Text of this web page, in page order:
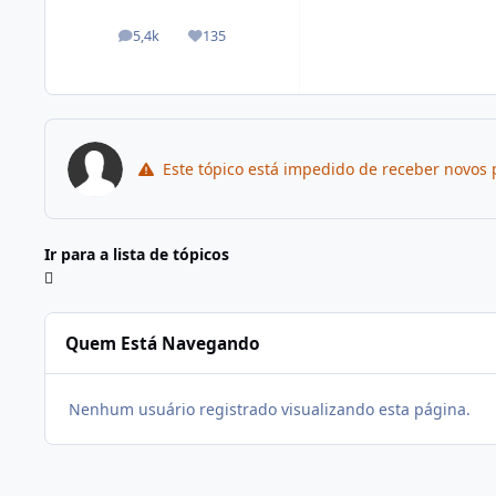
5,4k
posts 135
Reputação
Este tópico está impedido de receber novos
Ir para a lista de tópicos
Quem Está Navegando
Nenhum usuário registrado visualizando esta página.